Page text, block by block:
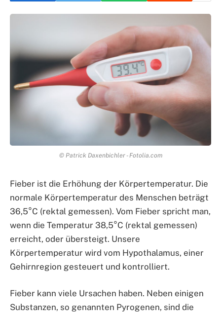
© Patrick Daxenbichler - Fotolia.com
Fieber ist die Erhöhung der Körpertemperatur. Die
normale Körpertemperatur des Menschen beträgt
36,5°C (rektal gemessen). Vom Fieber spricht man,
wenn die Temperatur 38,5°C (rektal gemessen)
erreicht, oder übersteigt. Unsere
Körpertemperatur wird vom Hypothalamus, einer
Gehirnregion gesteuert und kontrolliert.
Fieber kann viele Ursachen haben. Neben einigen
Substanzen, so genannten Pyrogenen, sind die